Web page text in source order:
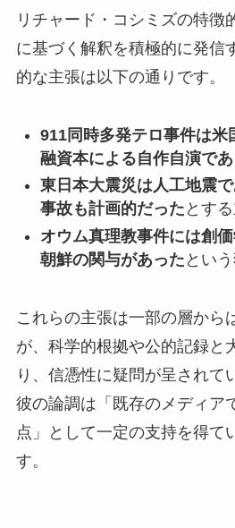
リチャード・コシミズの特徴
に基づく解釈を積極的に発信
的な主張は以下の通りです。
911同時多発テロ事件は米
融資本による自作自演で
東日本大震災は人工地震
事故も計画的だった とす
オウム真理教事件には創
朝鮮の関与があった とい
これらの主張は一部の層から
が、科学的根拠や公的記録と
り、信憑性に疑問が呈されて
彼の論調は「既存のメディア
点」として一定の支持を得て
す。